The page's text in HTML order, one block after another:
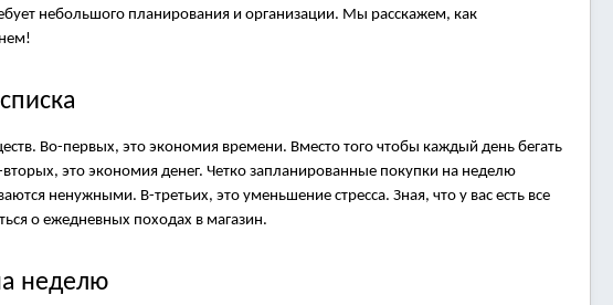
небольшого планирования и организации. Мы расскажем, как
Во-первых, это экономия времени. Вместо того чтобы каждый день бегать
это экономия денег. Четко запланированные покупки на неделю
ненужными. В-третьих, это уменьшение стресса. Зная, что у вас есть все
о ежедневных походах в магазин.
неделю